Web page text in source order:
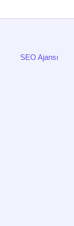
SEO Ajansı